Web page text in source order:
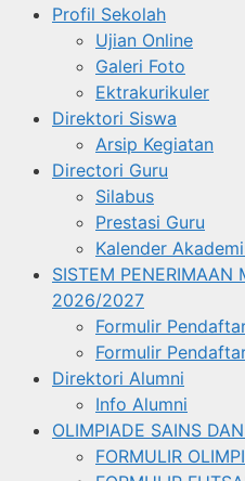
Profil Sekolah
Ujian Online
Galeri Foto
Ektrakurikuler
Direktori Siswa
Arsip Kegiatan
Directori Guru
Silabus
Prestasi Guru
Kalender
SISTEM PENERIMAAN
2026/2027
Formulir
Formulir
Direktori Alumni
Info Alumni
OLIMPIADE SAINS
FORMULIR